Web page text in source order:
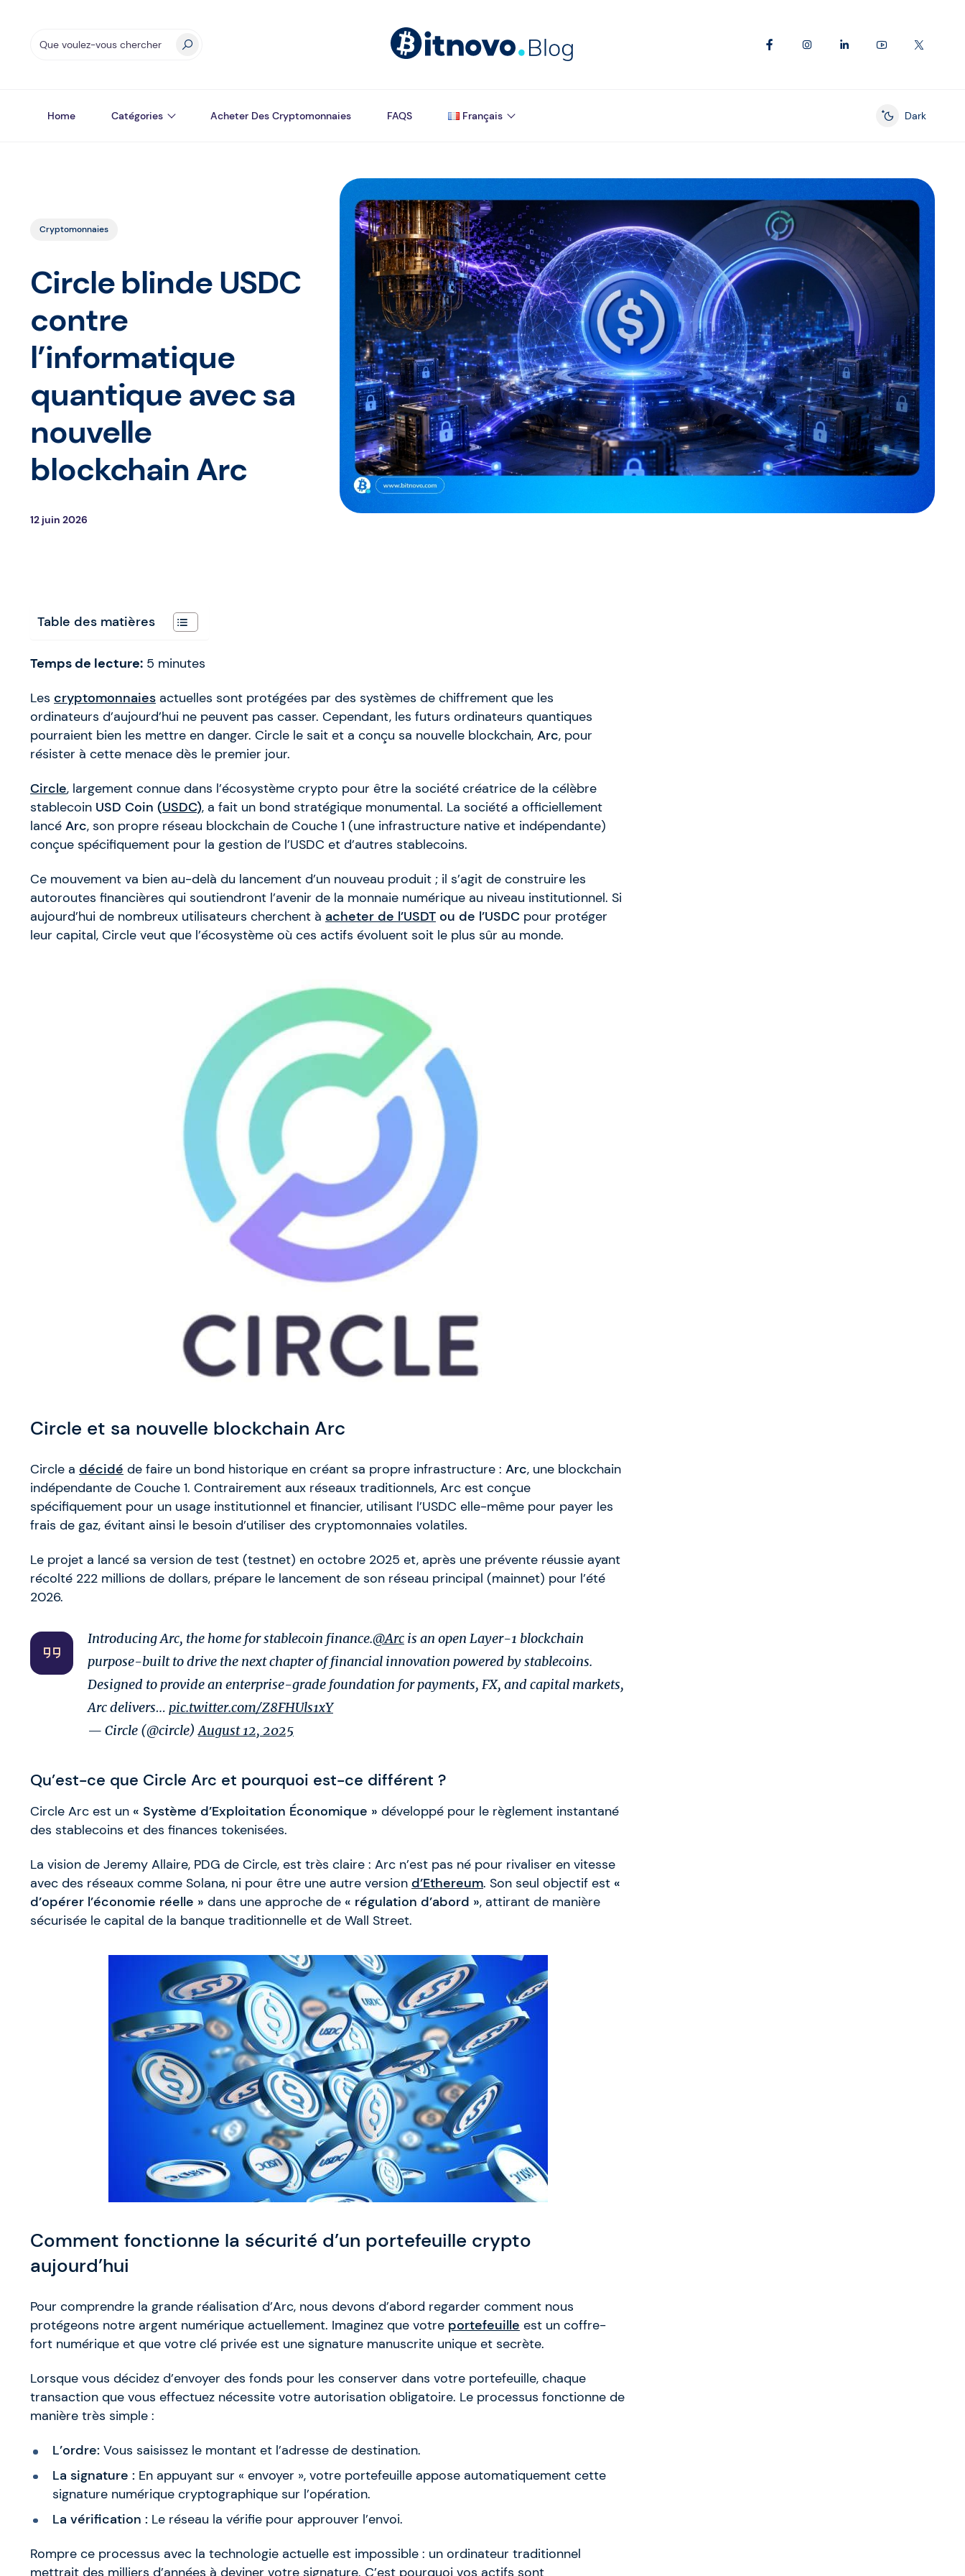
Home Catégories Acheter Des Cryptomonnaies FAQS Français
Enable dark
Dark
Cryptomonnaies
Circle blinde USDC
contre
l’informatique
quantique avec sa
nouvelle
blockchain Arc
12 juin 2026
Table des matières
Temps de lecture: 5 minutes
Les cryptomonnaies actuelles sont protégées par des systèmes de chiffrement que les
ordinateurs d’aujourd’hui ne peuvent pas casser. Cependant, les futurs ordinateurs quantiques
pourraient bien les mettre en danger. Circle le sait et a conçu sa nouvelle blockchain, Arc, pour
résister à cette menace dès le premier jour.
Circle, largement connue dans l’écosystème crypto pour être la société créatrice de la célèbre
stablecoin USD Coin (USDC), a fait un bond stratégique monumental. La société a officiellement
lancé Arc, son propre réseau blockchain de Couche 1 (une infrastructure native et indépendante)
conçue spécifiquement pour la gestion de l’USDC et d’autres stablecoins.
Ce mouvement va bien au-delà du lancement d’un nouveau produit ; il s’agit de construire les
autoroutes financières qui soutiendront l’avenir de la monnaie numérique au niveau institutionnel. Si
aujourd’hui de nombreux utilisateurs cherchent à acheter de l’USDT ou de l’USDC pour protéger
leur capital, Circle veut que l’écosystème où ces actifs évoluent soit le plus sûr au monde.
Circle et sa nouvelle blockchain Arc
Circle a décidé de faire un bond historique en créant sa propre infrastructure : Arc, une blockchain
indépendante de Couche 1. Contrairement aux réseaux traditionnels, Arc est conçue
spécifiquement pour un usage institutionnel et financier, utilisant l’USDC elle-même pour payer les
frais de gaz, évitant ainsi le besoin d’utiliser des cryptomonnaies volatiles.
Le projet a lancé sa version de test (testnet) en octobre 2025 et, après une prévente réussie ayant
récolté 222 millions de dollars, prépare le lancement de son réseau principal (mainnet) pour l’été
2026.
Introducing Arc, the home for stablecoin finance.@Arc is an open Layer-1 blockchain
purpose-built to drive the next chapter of financial innovation powered by stablecoins.
Designed to provide an enterprise-grade foundation for payments, FX, and capital markets,
Arc delivers… pic.twitter.com/Z8FHUls1xY
— Circle (@circle)August 12, 2025
Qu’est-ce que Circle Arc et pourquoi est-ce différent ?
Circle Arc est un « Système d’Exploitation Économique » développé pour le règlement instantané
des stablecoins et des finances tokenisées.
La vision de Jeremy Allaire, PDG de Circle, est très claire : Arc n’est pas né pour rivaliser en vitesse
avec des réseaux comme Solana, ni pour être une autre version d’Ethereum. Son seul objectif est «
d’opérer l’économie réelle » dans une approche de « régulation d’abord », attirant de manière
sécurisée le capital de la banque traditionnelle et de Wall Street.
Comment fonctionne la sécurité d’un portefeuille crypto
aujourd’hui
Pour comprendre la grande réalisation d’Arc, nous devons d’abord regarder comment nous
protégeons notre argent numérique actuellement. Imaginez que votre portefeuille est un coffre-
fort numérique et que votre clé privée est une signature manuscrite unique et secrète.
Lorsque vous décidez d’envoyer des fonds pour les conserver dans votre portefeuille, chaque
transaction que vous effectuez nécessite votre autorisation obligatoire. Le processus fonctionne de
manière très simple :
L’ordre: Vous saisissez le montant et l’adresse de destination.
La signature : En appuyant sur « envoyer », votre portefeuille appose automatiquement cette
signature numérique cryptographique sur l’opération.
La vérification : Le réseau la vérifie pour approuver l’envoi.
Rompre ce processus avec la technologie actuelle est impossible : un ordinateur traditionnel
mettrait des milliers d’années à deviner votre signature. C’est pourquoi vos actifs sont